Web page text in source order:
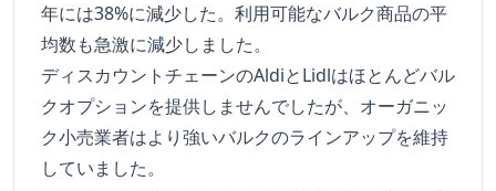
年には38%に減少した。利用可能なバルク商品の平
均数も急激に減少しました。
ディスカウントチェーンのAldiとLidlはほとんどバル
クオプションを提供しませんでしたが、オーガニッ
ク小売業者はより強いバルクのラインアップを維持
していました。